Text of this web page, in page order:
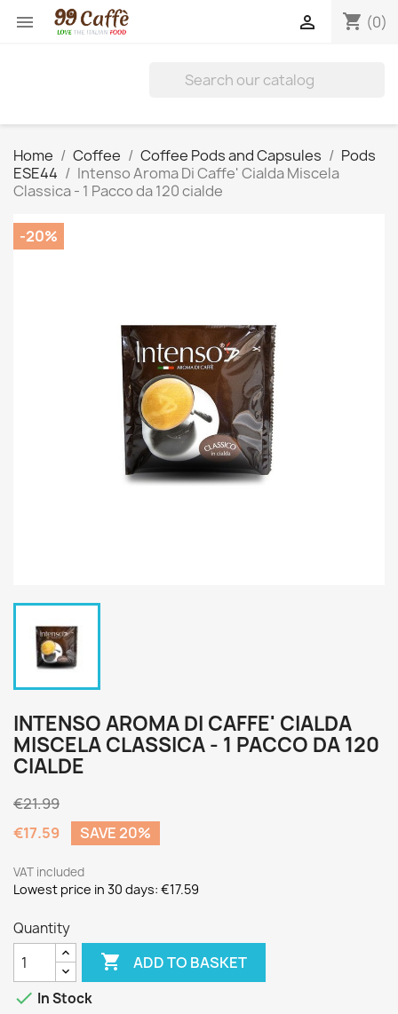
 shopping_cart (0)

Home Coffee Coffee Pods and Capsules
Pods
ESE44
Intenso Aroma Di Caffe' Cialda Miscela
Classica - 1 Pacco da 120 cialde
-20%
INTENSO AROMA DI CAFFE' CIALDA
MISCELA CLASSICA - 1 PACCO DA 120
CIALDE
€21.99
€17.59
SAVE 20%
VAT included
Lowest price in 30 days: €17.59
Quantity
 ADD TO BASKET
 In Stock